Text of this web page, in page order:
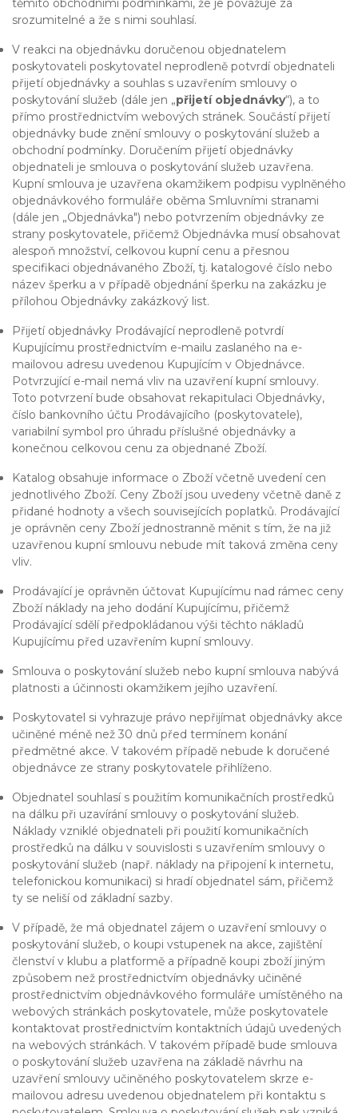
těmito obchodními podmínkami, že je považuje za
srozumitelné a že s nimi souhlasí.
V reakci na objednávku doručenou objednatelem
poskytovateli poskytovatel neprodleně potvrdí objednateli
přijetí objednávky a souhlas s uzavřením smlouvy o
poskytování služeb (dále jen „přijetí objednávky“), a to
přímo prostřednictvím webových stránek. Součástí přijetí
objednávky bude znění smlouvy o poskytování služeb a
obchodní podmínky. Doručením přijetí objednávky
objednateli je smlouva o poskytování služeb uzavřena.
Kupní smlouva je uzavřena okamžikem podpisu vyplněného
objednávkového formuláře oběma Smluvními stranami
(dále jen „Objednávka") nebo potvrzením objednávky ze
strany poskytovatele, přičemž Objednávka musí obsahovat
alespoň množství, celkovou kupní cenu a přesnou
specifikaci objednávaného Zboží, tj. katalogové číslo nebo
název šperku a v případě objednání šperku na zakázku je
přílohou Objednávky zakázkový list.
Přijetí objednávky Prodávající neprodleně potvrdí
Kupujícímu prostřednictvím e-mailu zaslaného na e-
mailovou adresu uvedenou Kupujícím v Objednávce.
Potvrzující e-mail nemá vliv na uzavření kupní smlouvy.
Toto potvrzení bude obsahovat rekapitulaci Objednávky,
číslo bankovního účtu Prodávajícího (poskytovatele),
variabilní symbol pro úhradu příslušné objednávky a
konečnou celkovou cenu za objednané Zboží.
Katalog obsahuje informace o Zboží včetně uvedení cen
jednotlivého Zboží. Ceny Zboží jsou uvedeny včetně daně z
přidané hodnoty a všech souvisejících poplatků. Prodávající
je oprávněn ceny Zboží jednostranně měnit s tím, že na již
uzavřenou kupní smlouvu nebude mít taková změna ceny
vliv.
Prodávající je oprávněn účtovat Kupujícímu nad rámec ceny
Zboží náklady na jeho dodání Kupujícímu, přičemž
Prodávající sdělí předpokládanou výši těchto nákladů
Kupujícímu před uzavřením kupní smlouvy.
Smlouva o poskytování služeb nebo kupní smlouva nabývá
platnosti a účinnosti okamžikem jejího uzavření.
Poskytovatel si vyhrazuje právo nepřijímat objednávky akce
učiněné méně než 30 dnů před termínem konání
předmětné akce. V takovém případě nebude k doručené
objednávce ze strany poskytovatele přihlíženo.
Objednatel souhlasí s použitím komunikačních prostředků
na dálku při uzavírání smlouvy o poskytování služeb.
Náklady vzniklé objednateli při použití komunikačních
prostředků na dálku v souvislosti s uzavřením smlouvy o
poskytování služeb (např. náklady na připojení k internetu,
telefonickou komunikaci) si hradí objednatel sám, přičemž
ty se neliší od základní sazby.
V případě, že má objednatel zájem o uzavření smlouvy o
poskytování služeb, o koupi vstupenek na akce, zajištění
členství v klubu a platformě a případně koupi zboží jiným
způsobem než prostřednictvím objednávky učiněné
prostřednictvím objednávkového formuláře umístěného na
webových stránkách poskytovatele, může poskytovatele
kontaktovat prostřednictvím kontaktních údajů uvedených
na webových stránkách. V takovém případě bude smlouva
o poskytování služeb uzavřena na základě návrhu na
uzavření smlouvy učiněného poskytovatelem skrze e-
mailovou adresu uvedenou objednatelem při kontaktu s